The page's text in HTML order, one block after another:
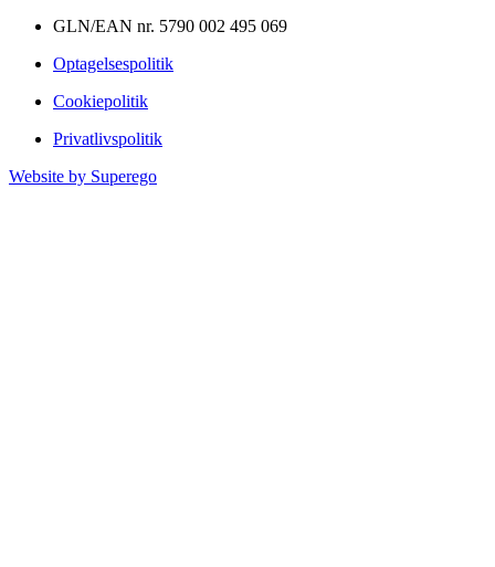
GLN/EAN nr. 5790 002 495 069
Optagelsespolitik
Cookiepolitik
Privatlivspolitik
Website by Superego